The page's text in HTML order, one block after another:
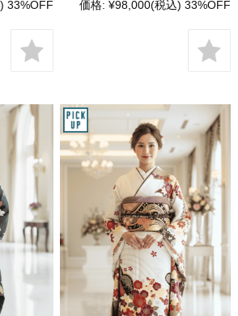
33%OFF 価格: ¥98,000(税込) 33%OFF